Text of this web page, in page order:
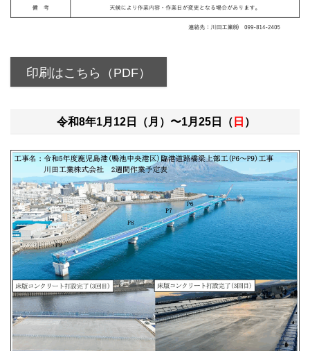
印刷はこちら（PDF）
令和8年1月12日（月）〜1月25日（ 日 ）